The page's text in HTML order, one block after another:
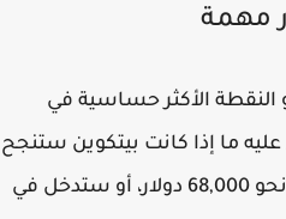
دولار هو النقطة الأكثر حساسية في
ما إذا كانت بيتكوين ستنجح
في اختراق المقاومة والاتجاه نحو 68,000 دولار، أو ستدخل في